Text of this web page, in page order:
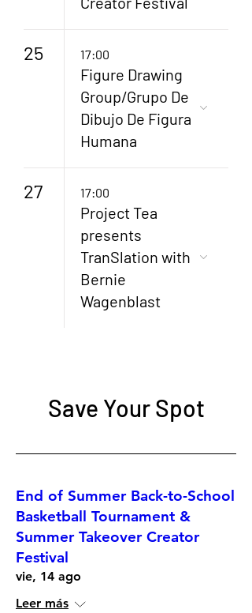
25 17:00
Figure Drawing
Group/Grupo De
Dibujo De Figura
Humana
27 17:00
Project Tea
presents
TranSlation with
Bernie
Wagenblast
Save Your Spot
End of Summer Back-to-School
Basketball Tournament &
Summer Takeover Creator
Festival
vie, 14 ago
Leer más